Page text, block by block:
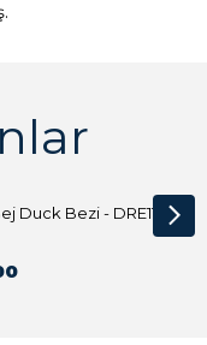
Açık Bej Duck Bezi - DRE1144 Kumaş Peçete